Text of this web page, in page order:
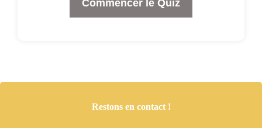
Commencer le Quiz
Restons en contact !